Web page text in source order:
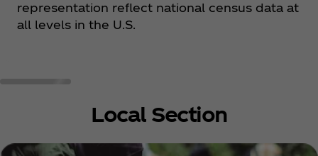
representation reflect national census data at
all levels in the U.S.
Local Section